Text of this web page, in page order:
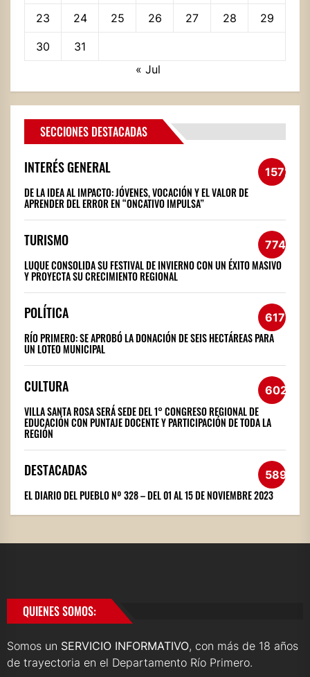
23 24 25 26 27 28 29
30
31
« Jul
SECCIONES DESTACADAS
INTERÉS GENERAL 1572
DE LA IDEA AL IMPACTO: JÓVENES, VOCACIÓN Y EL VALOR DE
APRENDER DEL ERROR EN “ONCATIVO IMPULSA”
TURISMO 774
LUQUE CONSOLIDA SU FESTIVAL DE INVIERNO CON UN ÉXITO MASIVO
Y PROYECTA SU CRECIMIENTO REGIONAL
POLÍTICA 617
RÍO PRIMERO: SE APROBÓ LA DONACIÓN DE SEIS HECTÁREAS PARA
UN LOTEO MUNICIPAL
CULTURA 602
VILLA SANTA ROSA SERÁ SEDE DEL 1° CONGRESO REGIONAL DE
EDUCACIÓN CON PUNTAJE DOCENTE Y PARTICIPACIÓN DE TODA LA
REGIÓN
DESTACADAS 589
EL DIARIO DEL PUEBLO Nº 328 – DEL 01 AL 15 DE NOVIEMBRE 2023
QUIENES SOMOS:
Somos un SERVICIO INFORMATIVO, con más de 18 años
de trayectoria en el Departamento Río Primero.